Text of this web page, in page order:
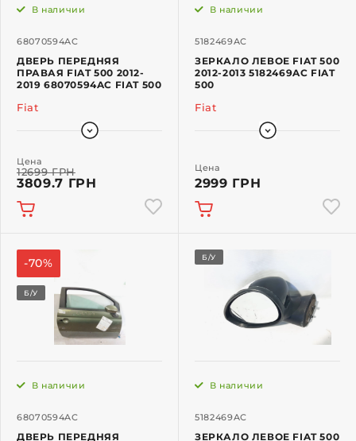
68070594AC
В наличии
ДВЕРЬ ПЕРЕДНЯЯ
ПРАВАЯ FIAT 500 2012-
2019 68070594AC FIAT 500
Fiat
Цена
12699 ГРН
3809.7 ГРН
5182469AC
В наличии
ЗЕРКАЛО ЛЕВОЕ FIAT 500
2012-2013 5182469AC FIAT
500
Fiat
Цена
2999 ГРН
-70%
Б/У
68070594AC
В наличии
ДВЕРЬ ПЕРЕДНЯЯ
Б/У
5182469AC
В наличии
ЗЕРКАЛО ЛЕВОЕ FIAT 500